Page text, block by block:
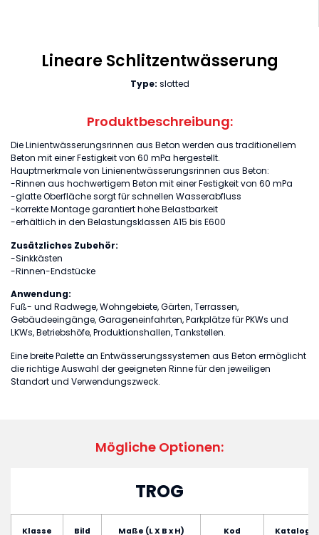
Lineare Schlitzentwässerung
Type: slotted
Produktbeschreibung:
Die Linientwässerungsrinnen aus Beton werden aus traditionellem
Beton mit einer Festigkeit von 60 mPa hergestellt.
Hauptmerkmale von Linienentwässerungsrinnen aus Beton:
-Rinnen aus hochwertigem Beton mit einer Festigkeit von 60 mPa
-glatte Oberfläche sorgt für schnellen Wasserabfluss
-korrekte Montage garantiert hohe Belastbarkeit
-erhältlich in den Belastungsklassen A15 bis E600
Zusätzliches Zubehör:
-Sinkkästen
-Rinnen-Endstücke
Anwendung:
Fuß- und Radwege, Wohngebiete, Gärten, Terrassen,
Gebäudeeingänge, Garageneinfahrten, Parkplätze für PKWs und
LKWs, Betriebshöfe, Produktionshallen, Tankstellen.
Eine breite Palette an Entwässerungssystemen aus Beton ermöglicht
die richtige Auswahl der geeigneten Rinne für den jeweiligen
Standort und Verwendungszweck.
Mögliche Optionen:
TROG
Klasse Bild Maße (L X B x H)
Kod